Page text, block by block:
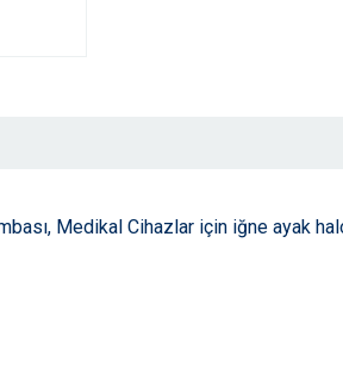
Medikal Cihazlar için iğne ayak